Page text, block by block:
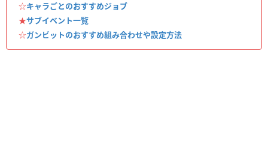
☆キャラごとのおすすめジョブ
★サブイベント一覧
☆ガンビットのおすすめ組み合わせや設定方法